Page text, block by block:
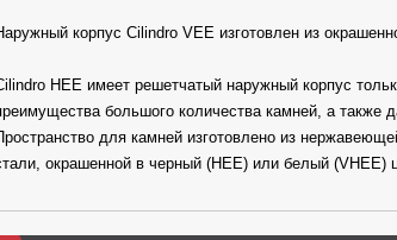
корпус Cilindro VEE изготовлен из
HEE имеет решетчатый наружный корпус
большого количества камней, а также
для камней изготовлено из
окрашенной в черный (HEE) или белый (VHEE)